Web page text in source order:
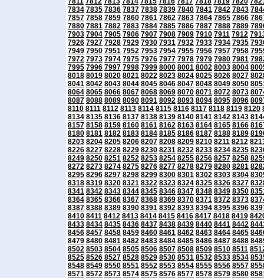
7834 7835 7836 7837 7838 7839 7840 7841 7842 7843
7857 7858 7859 7860 7861 7862 7863 7864 7865 7866
7880 7881 7882 7883 7884 7885 7886 7887 7888 7889
7903 7904 7905 7906 7907 7908 7909 7910 7911 7912
7926 7927 7928 7929 7930 7931 7932 7933 7934 7935
7949 7950 7951 7952 7953 7954 7955 7956 7957 7958
7972 7973 7974 7975 7976 7977 7978 7979 7980 7981
7995 7996 7997 7998 7999 8000 8001 8002 8003 8004
8018 8019 8020 8021 8022 8023 8024 8025 8026 8027
8041 8042 8043 8044 8045 8046 8047 8048 8049 8050
8064 8065 8066 8067 8068 8069 8070 8071 8072 8073
8087 8088 8089 8090 8091 8092 8093 8094 8095 8096
8110 8111 8112 8113 8114 8115 8116 8117 8118 8119 8120
8134 8135 8136 8137 8138 8139 8140 8141 8142 8143
8157 8158 8159 8160 8161 8162 8163 8164 8165 8166
8180 8181 8182 8183 8184 8185 8186 8187 8188 8189
8203 8204 8205 8206 8207 8208 8209 8210 8211 8212
8226 8227 8228 8229 8230 8231 8232 8233 8234 8235
8249 8250 8251 8252 8253 8254 8255 8256 8257 8258
8272 8273 8274 8275 8276 8277 8278 8279 8280 8281
8295 8296 8297 8298 8299 8300 8301 8302 8303 8304
8318 8319 8320 8321 8322 8323 8324 8325 8326 8327
8341 8342 8343 8344 8345 8346 8347 8348 8349 8350
8364 8365 8366 8367 8368 8369 8370 8371 8372 8373
8387 8388 8389 8390 8391 8392 8393 8394 8395 8396
8410 8411 8412 8413 8414 8415 8416 8417 8418 8419
8433 8434 8435 8436 8437 8438 8439 8440 8441 8442
8456 8457 8458 8459 8460 8461 8462 8463 8464 8465
8479 8480 8481 8482 8483 8484 8485 8486 8487 8488
8502 8503 8504 8505 8506 8507 8508 8509 8510 8511
8525 8526 8527 8528 8529 8530 8531 8532 8533 8534
8548 8549 8550 8551 8552 8553 8554 8555 8556 8557
8571 8572 8573 8574 8575 8576 8577 8578 8579 8580